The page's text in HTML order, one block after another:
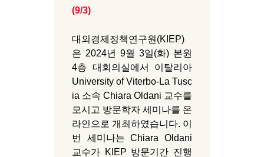
(9/3)
대외경제정책연구원(KIEP)
은 2024년 9월 3일(화) 본원
4층 대회의실에서 이탈리아
University of Viterbo-La Tusc
ia 소속 Chiara Oldani 교수를
모시고 방문학자 세미나를 온
라인으로 개최하였습니다. 이
번 세미나는 Chiara Oldani
교수가 KIEP 방문기간 진행